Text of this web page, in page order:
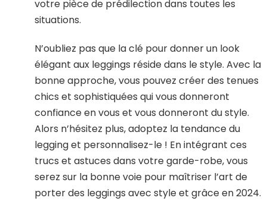
votre pièce de prédilection dans toutes les
situations.
N’oubliez pas que la clé pour donner un look
élégant aux leggings réside dans le style. Avec la
bonne approche, vous pouvez créer des tenues
chics et sophistiquées qui vous donneront
confiance en vous et vous donneront du style.
Alors n’hésitez plus, adoptez la tendance du
legging et personnalisez-le ! En intégrant ces
trucs et astuces dans votre garde-robe, vous
serez sur la bonne voie pour maîtriser l’art de
porter des leggings avec style et grâce en 2024.